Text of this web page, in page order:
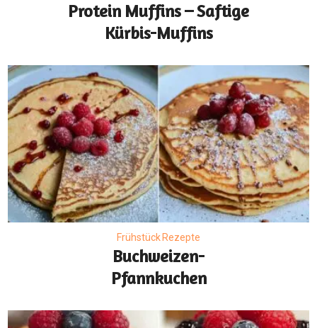
Protein Muffins – Saftige
Kürbis-Muffins
Frühstück Rezepte
Buchweizen-
Pfannkuchen